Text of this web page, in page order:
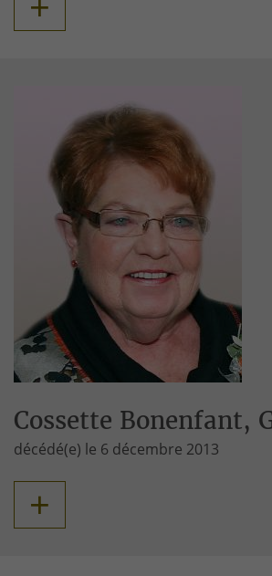
Cossette Bonenfant,
décédé(e) le 6 décembre 2013
+